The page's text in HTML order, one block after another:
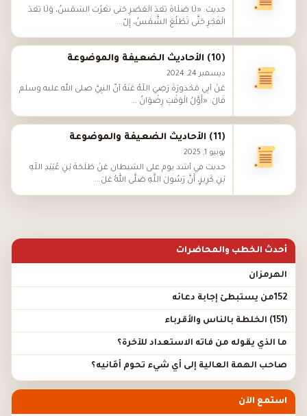
حديث: «لَا صَلَاةَ بَعْدَ الْعَصْرِ حَتَّى تَغْرُبَ الشَّمْسُ، وَلَا بَعْدَ
الْفَجْرِ حَتَّى تَطْلُعَ الشَّمْسُ، إِلّ...
(10) الأحاديث الضعيفة والموضوعة
ديسمبر 24, 2024
عَنْ أَبِي مَحْذُورَةَ رَضِيَ اللَّهُ عَنْهُ أَنَّ النَّبِيَّ صلى الله عليه وسلم
قَالَ: «أَوَّلُ الْوَقْتِ رِضْوَانُ ...
(11) الأحاديث الضعيفة والموضوعة
يونيو 1, 2025
حديث في أشد يوم على الشيطان عَنْ طَلْحَةَ بْنِ عُبَيْدِ اللَّهِ
بْنِ كَرِيزٍ، أَنَّ رَسُولَ اللَّهِ صَلَّى اللهُ عَلَ...
أحدث الخطب والمحاضرات
الهرمزان
152من يستبطئ إجابة دعائه
(151) الخلطة بالناس والأقرباء
ما الذي يقوله من فاته الاستعداد للآخرة؟
صاحب الهمة العالية إلى أي شيء تحوم أَمَانيه؟
استمع الآن